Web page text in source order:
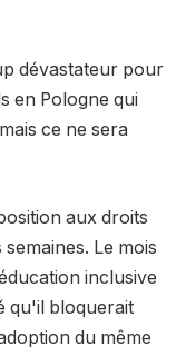
dévastateur pour
en Pologne qui
ce ne sera
aux droits
Le mois
inclusive
qu'il bloquerait
du même